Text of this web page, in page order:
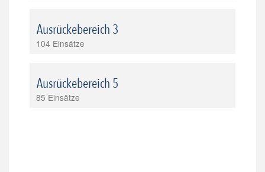
Ausrückebereich 3
104 Einsätze
Ausrückebereich 5
85 Einsätze